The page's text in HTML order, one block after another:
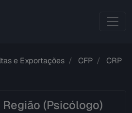
e Exportações CFP
CRP
Região (Psicólogo)